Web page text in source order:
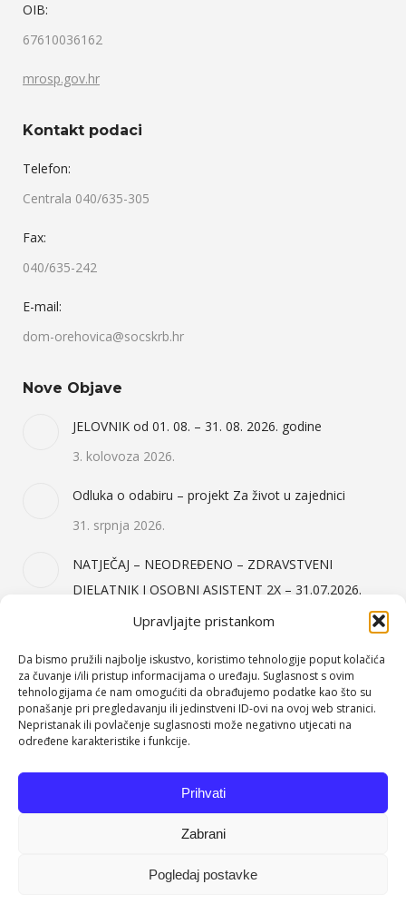
Upravljajte pristankom
Da bismo pružili najbolje iskustvo, koristimo tehnologije poput kolačića
za čuvanje i/ili pristup informacijama o uređaju. Suglasnost s ovim
tehnologijama će nam omogućiti da obrađujemo podatke kao što su
ponašanje pri pregledavanju ili jedinstveni ID-ovi na ovoj web stranici.
Nepristanak ili povlačenje suglasnosti može negativno utjecati na
određene karakteristike i funkcije.
Prihvati
Zabrani
Pogledaj postavke
OIB:
67610036162
mrosp.gov.hr
Kontakt podaci
Telefon:
Centrala 040/635-305
Fax:
040/635-242
E-mail:
dom-orehovica@socskrb.hr
Nove Objave
JELOVNIK od 01. 08. – 31. 08. 2026. godine
3. kolovoza 2026.
Odluka o odabiru – projekt Za život u zajednici
31. srpnja 2026.
NATJEČAJ – NEODREĐENO – ZDRAVSTVENI
DJELATNIK I OSOBNI ASISTENT 2X – 31.07.2026.
31. srpnja 2026.
Kategorije Objava
Događanja
(64)
Javna nabava
Jelovnici
(71)